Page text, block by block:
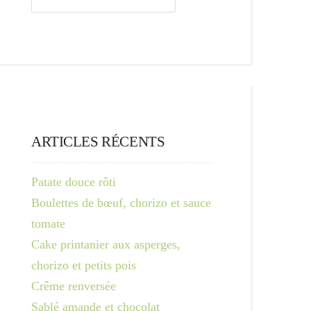
ARTICLES RÉCENTS
Patate douce rôti
Boulettes de bœuf, chorizo et sauce
tomate
Cake printanier aux asperges,
chorizo et petits pois
Crême renversée
Sablé amande et chocolat